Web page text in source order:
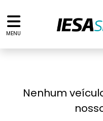
MENU
Nenhum